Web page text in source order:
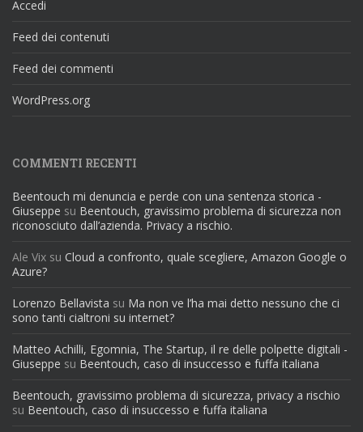
Accedi
Feed dei contenuti
Feed dei commenti
WordPress.org
COMMENTI RECENTI
Beentouch mi denuncia e perde con una sentenza storica -
Giuseppe su Beentouch, gravissimo problema di sicurezza non
riconosciuto dall’azienda. Privacy a rischio.
Ale Vix su Cloud a confronto, quale scegliere, Amazon Google o
Azure?
Lorenzo Bellavista su Ma non ve l’ha mai detto nessuno che ci
sono tanti cialtroni su internet?
Matteo Achilli, Egomnia, The Startup, il re delle polpette digitali -
Giuseppe su Beentouch, caso di insuccesso e fuffa italiana
Beentouch, gravissimo problema di sicurezza, privacy a rischio
su Beentouch, caso di insuccesso e fuffa italiana